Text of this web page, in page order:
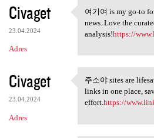
Civaget
23.04.2024
Adres
여기여 is my
여기여 is my go-to
news. Love the
analysis!https://
Civaget
23.04.2024
Adres
주소야 sites are
주소야 sites are
links in one place,
effort.https://